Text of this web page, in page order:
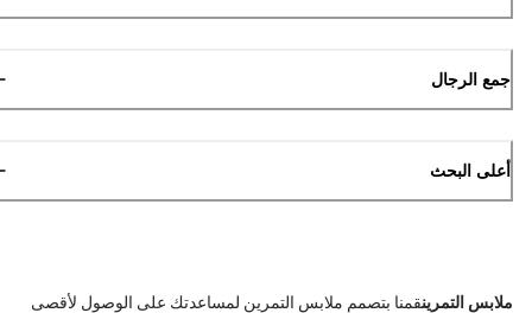
جمع الرجال
أعلى البحث
ملابس التمرينقمنا بتصمم ملابس التمرين لمساعدتك على الوصول لأقصى